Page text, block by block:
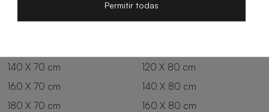
140 X 70 cm
160 X 70 cm
180 X 70 cm
120 X 80 cm
140 X 80 cm
160 X 80 cm
Permitir todas